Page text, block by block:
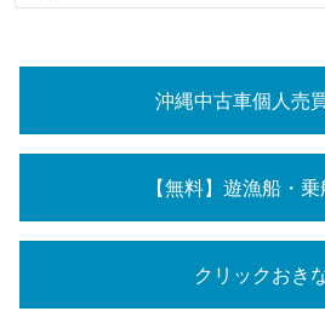
沖縄中古車個人売
【無料】遊漁船・
クリックおき